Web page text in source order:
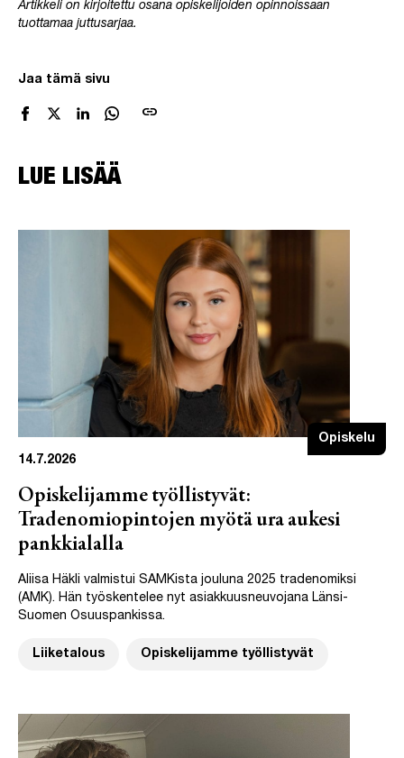
Artikkeli on kirjoitettu osana opiskelijoiden opinnoissaan
tuottamaa juttusarjaa.
Jaa tämä sivu
link
LUE LISÄÄ
Opiskelu
14.7.2026
Opiskelijamme työllistyvät:
Tradenomiopintojen myötä ura aukesi
pankkialalla
Aliisa Häkli valmistui SAMKista jouluna 2025 tradenomiksi
(AMK). Hän työskentelee nyt asiakkuusneuvojana Länsi-
Suomen Osuuspankissa.
Liiketalous Opiskelijamme työllistyvät